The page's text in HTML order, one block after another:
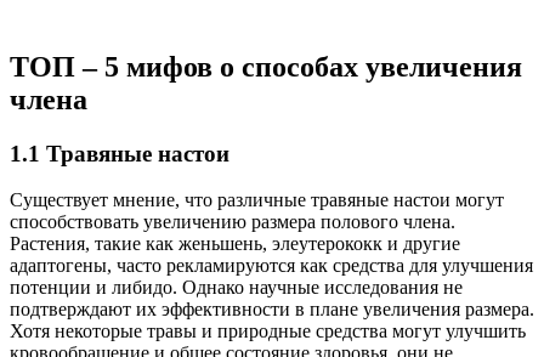
ТОП – 5 мифов о способах увеличения
члена
1.1 Травяные настои
Существует мнение, что различные травяные настои могут
способствовать увеличению размера полового члена.
Растения, такие как женьшень, элеутерококк и другие
адаптогены, часто рекламируются как средства для улучшения
потенции и либидо. Однако научные исследования не
подтверждают их эффективности в плане увеличения размера.
Хотя некоторые травы и природные средства могут улучшить